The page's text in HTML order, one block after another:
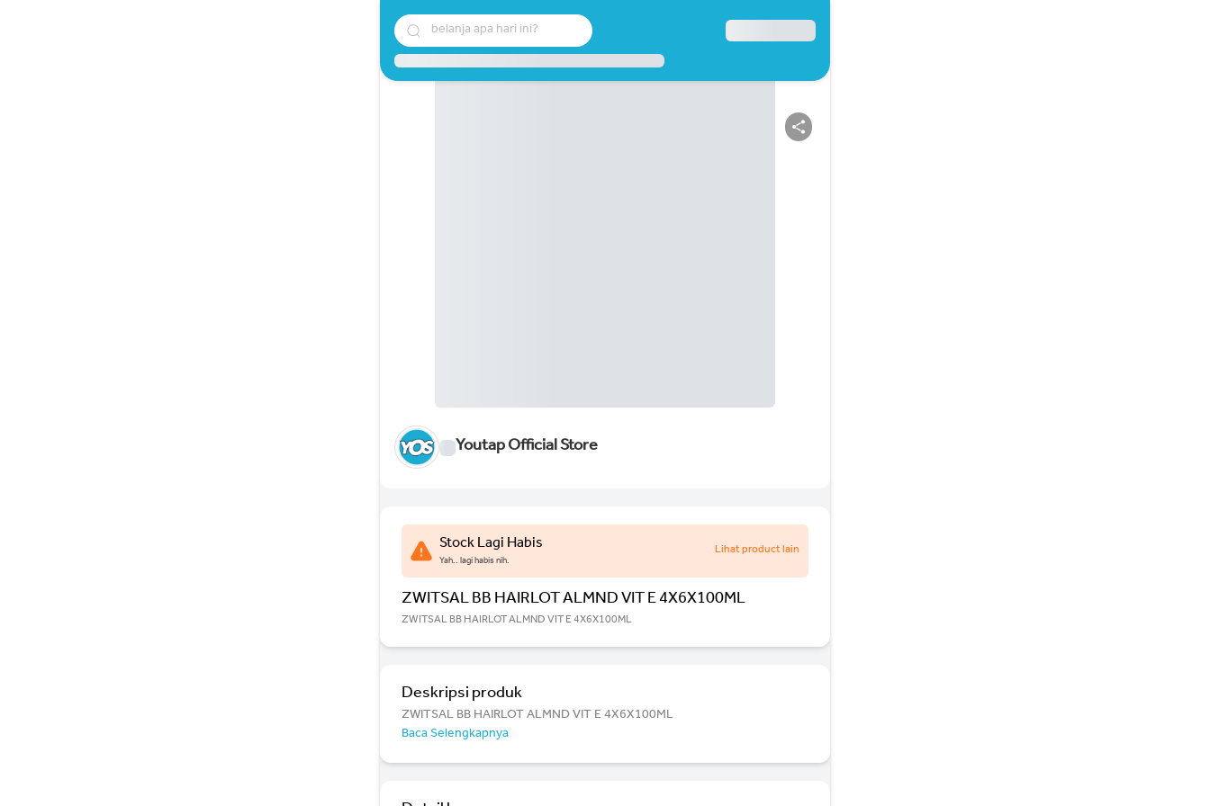
belanja apa hari ini?
Youtap Official Store
Stock Lagi Habis
Yah.. lagi habis nih.
Lihat product lain
ZWITSAL BB HAIRLOT ALMND VIT E 4X6X100ML
ZWITSAL BB HAIRLOT ALMND VIT E 4X6X100ML
Deskripsi produk
ZWITSAL BB HAIRLOT ALMND VIT E 4X6X100ML
Baca Selengkapnya